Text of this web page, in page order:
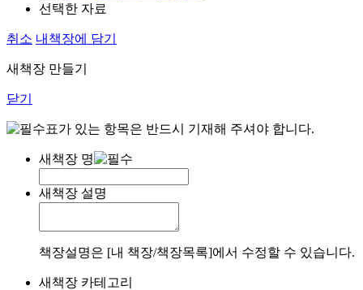
선택한 자료
취소 내책장에 담기
새책장 만들기
닫기
표가 있는 항목은 반드시 기재해 주셔야 합니다.
새책장 명
새책장 설명
책장설명은 [내 책장/책장목록]에서 수정할 수 있습니다.
새책장 카테고리